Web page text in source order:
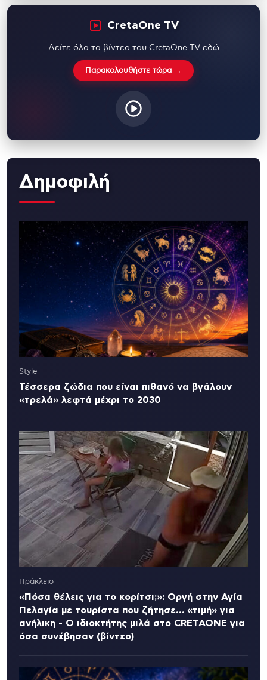
CretaOne TV
Δείτε όλα τα βίντεο του CretaOne TV εδώ
Παρακολουθήστε τώρα →
Δημοφιλή
Style
Τέσσερα ζώδια που είναι πιθανό να βγάλουν
«τρελά» λεφτά μέχρι το 2030
Ηράκλειο
«Πόσα θέλεις για το κορίτσι;»: Οργή στην Αγία
Πελαγία με τουρίστα που ζήτησε… «τιμή» για
ανήλικη - Ο ιδιοκτήτης μιλά στο CRETAONE για
όσα συνέβησαν (βίντεο)